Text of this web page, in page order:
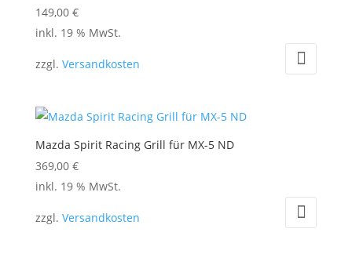
149,00 €
inkl. 19 % MwSt.
zzgl. Versandkosten
Mazda Spirit Racing Grill für MX-5 ND
369,00 €
inkl. 19 % MwSt.
zzgl. Versandkosten